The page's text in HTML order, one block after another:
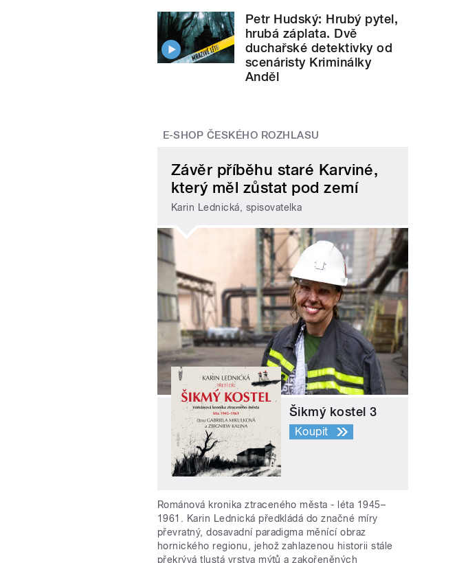
Petr Hudský: Hrubý pytel,
hrubá záplata. Dvě
duchařské detektivky od
scenáristy Kriminálky
Anděl
E-SHOP ČESKÉHO ROZHLASU
Závěr příběhu staré Karviné,
který měl zůstat pod zemí
Karin Lednická, spisovatelka
Šikmý kostel 3
Koupit
Románová kronika ztraceného města - léta 1945–
1961. Karin Lednická předkládá do značné míry
převratný, dosavadní paradigma měnící obraz
hornického regionu, jehož zahlazenou historii stále
překrývá tlustá vrstva mýtů a zakořeněných